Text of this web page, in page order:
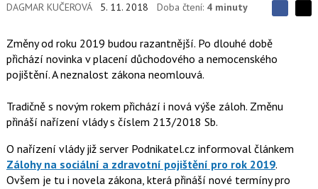
DAGMAR KUČEROVÁ 5. 11. 2018 Doba čtení: 4 minuty
S
d
í
l
t
S
n
a
c
e
o
Změny od roku 2019 budou razantnější. Po dlouhé době
přichází novinka v placení důchodového a nemocenského
pojištění. A neznalost zákona neomlouvá.
Tradičně s novým rokem přichází i nová výše záloh. Změnu
přináší nařízení vlády s číslem 213/2018 Sb.
O nařízení vlády již server Podnikatel.cz informoval článkem
Zálohy na sociální a zdravotní pojištění pro rok 2019.
Ovšem je tu i novela zákona, která přináší nové termíny pro